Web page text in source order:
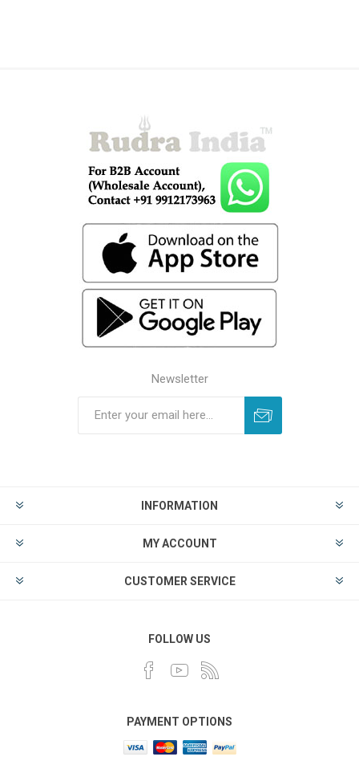
Newsletter
INFORMATION
MY ACCOUNT
CUSTOMER SERVICE
FOLLOW US
PAYMENT OPTIONS